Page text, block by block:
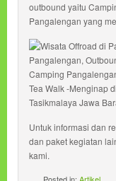
outbound yaitu
Pangalengan yang
Untuk informasi dan
dan paket kegiatan
kami.